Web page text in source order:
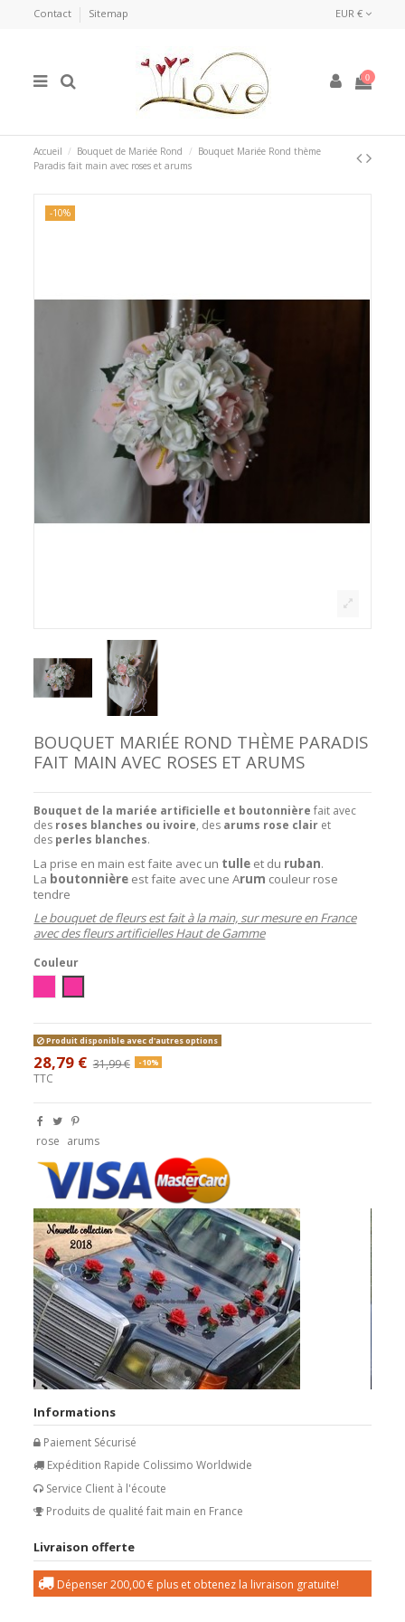
Contact Sitemap EUR €
0
Accueil Bouquet de Mariée Rond
Bouquet Mariée Rond thème
Paradis fait main avec roses et arums
-10%
BOUQUET MARIÉE ROND THÈME PARADIS
FAIT MAIN AVEC ROSES ET ARUMS
Bouquet de la mariée artificielle et boutonnière fait avec
des roses blanches ou ivoire, des arums rose clair et
des perles blanches.
La prise en main est faite avec un tulle et du ruban.
La boutonnière est faite avec une Arum couleur rose
tendre
Le bouquet de fleurs est fait à la main, sur mesure en France
avec des fleurs artificielles Haut de Gamme
Couleur
Produit disponible avec d'autres options
28,79 € 31,99 € -10%
TTC
rose arums
Informations
Paiement Sécurisé
Expédition Rapide Colissimo Worldwide
Service Client à l'écoute
Produits de qualité fait main en France
Livraison offerte
Dépenser200,00 € plus et obtenez la livraison gratuite!